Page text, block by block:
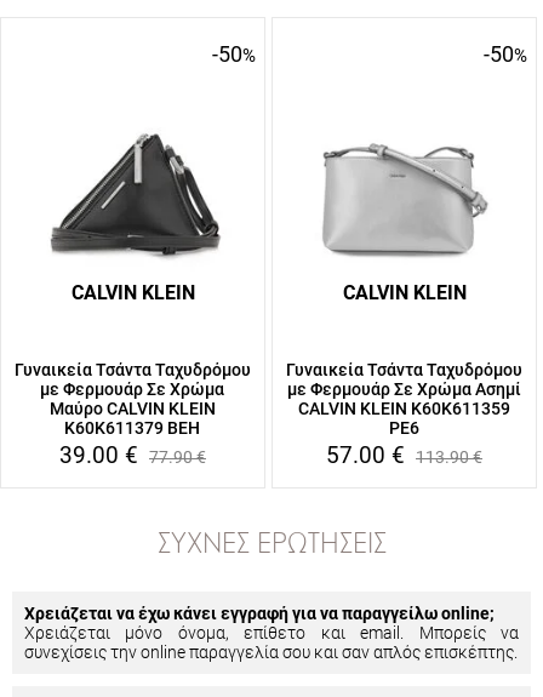
-50%
CALVIN KLEIN
Γυναικεία Τσάντα Ταχυδρόμου
με Φερμουάρ Σε Χρώμα
Μαύρο CALVIN KLEIN
K60K611379 BEH
39.00 € 77.90€
-50%
CALVIN KLEIN
Γυναικεία Τσάντα Ταχυδρόμου
με Φερμουάρ Σε Χρώμα Ασημί
CALVIN KLEIN K60K611359
PE6
57.00 € 113.90€
ΣΥΧΝΈΣ ΕΡΩΤΉΣΕΙΣ
Χρειάζεται να έχω κάνει εγγραφή για να παραγγείλω online;
Χρειάζεται μόνο όνομα, επίθετο και email. Μπορείς να
συνεχίσεις την online παραγγελία σου και σαν απλός επισκέπτης.